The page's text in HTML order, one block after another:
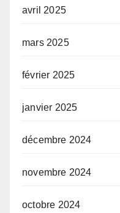
avril 2025
mars 2025
février 2025
janvier 2025
décembre 2024
novembre 2024
octobre 2024